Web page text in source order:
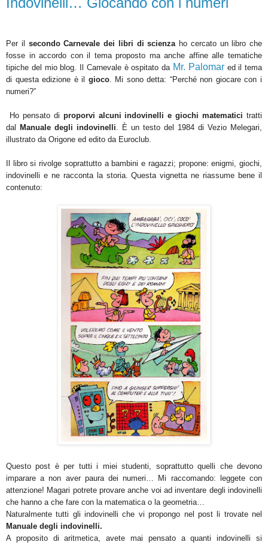
Per il secondo Carnevale dei libri di scienzaho cercato un libro che
fosse in accordo con il tema proposto ma anche affine alle tematiche
tipiche del mio blog. Il Carnevale è ospitato da Mr. Palomar ed il tema
di questa edizione è il gioco. Mi sono detta: “Perché non giocare con i
numeri?”
Ho pensato di proporvi alcuni indovinelli e giochi matematici tratti
dal
Manuale degli indovinelli. È un testo del 1984 di Vezio Melegari,
illustrato da Origone ed edito da Euroclub.
Il libro si rivolge soprattutto a bambini e ragazzi; propone: enigmi, giochi,
indovinelli e ne racconta la storia. Questa vignetta ne riassume bene il
contenuto:
Questo post è per tutti i miei studenti, soprattutto quelli che devono
imparare a non aver paura dei numeri… Mi raccomando: leggete con
attenzione! Magari potrete provare anche voi ad inventare degli indovinelli
che hanno a che fare con la matematica o la geometria…
Naturalmente tutti gli indovinelli che vi propongo nel post li trovate nel
Manuale degli indovinelli.
A proposito di aritmetica, avete mai pensato a quanti indovinelli si